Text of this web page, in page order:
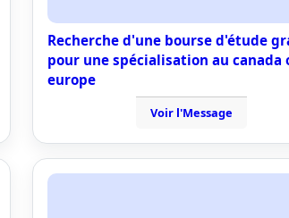
Recherche d'une bourse d'étude
pour une spécialisation au canada
europe
Voir l'Message